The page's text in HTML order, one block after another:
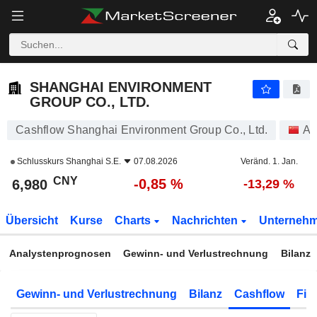
SHANGHAI ENVIRONMENT
GROUP CO., LTD.
Cashflow Shanghai Environment Group Co., Ltd.
Schlusskurs Shanghai S.E. 07.08.2026 Veränd. 1. Jan.
6,980 CNY -0,85 % -13,29 %
Übersicht Kurse Charts Nachrichten
Analystenprognosen Gewinn- und Verlustrechnung Bilanz
Gewinn- und Verlustrechnung Bilanz Cashflow